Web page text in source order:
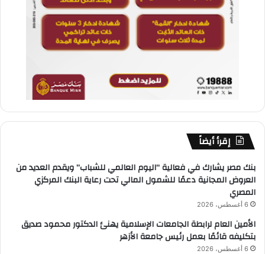
إقرأ أيضاً
بنك مصر يشارك في فعالية “اليوم العالمي للشباب” ويقدم العديد من
العروض المجانية دعمًا للشمول المالي تحت رعاية البنك المركزي
المصري
6 أغسطس، 2026
الأمين العام لرابطة الجامعات الإسلامية يهنئ الدكتور محمود صديق
بتكليفه قائمًا بعمل رئيس جامعة الأزهر
6 أغسطس، 2026